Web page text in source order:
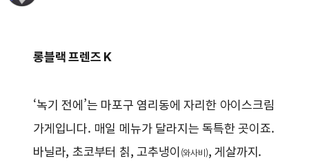
롱블랙 프렌즈 K
‘녹기 전에’는 마포구 염리동에 자리한 아이스크림
가게입니다. 매일 메뉴가 달라지는 독특한 곳이죠.
바닐라, 초코부터 칡, 고추냉이 (와사비), 게살까지.